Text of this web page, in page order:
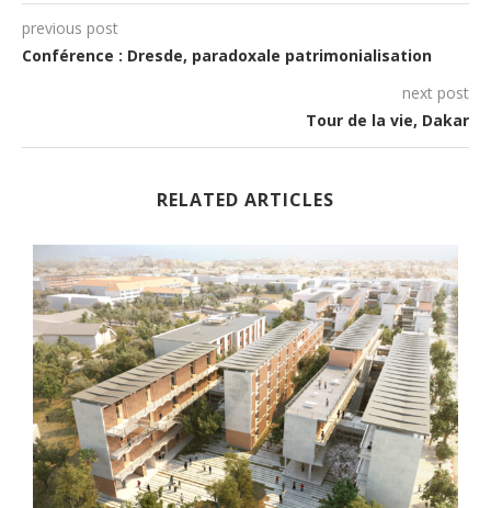
previous post
Conférence : Dresde, paradoxale patrimonialisation
next post
Tour de la vie, Dakar
RELATED ARTICLES